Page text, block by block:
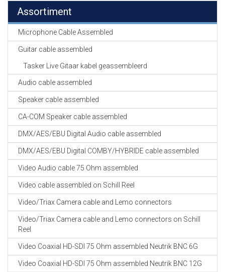
Assortiment
Microphone Cable Assembled
Guitar cable assembled
Tasker Live Gitaar kabel geassembleerd
Audio cable assembled
Speaker cable assembled
CA-COM Speaker cable assembled
DMX/AES/EBU Digital Audio cable assembled
DMX/AES/EBU Digital COMBY/HYBRIDE cable assembled
Video Audio cable 75 Ohm assembled
Video cable assembled on Schill Reel
Video/Triax Camera cable and Lemo connectors
Video/Triax Camera cable and Lemo connectors on Schill
Reel
Video Coaxial HD-SDI 75 Ohm assembled Neutrik BNC 6G
Video Coaxial HD-SDI 75 Ohm assembled Neutrik BNC 12G